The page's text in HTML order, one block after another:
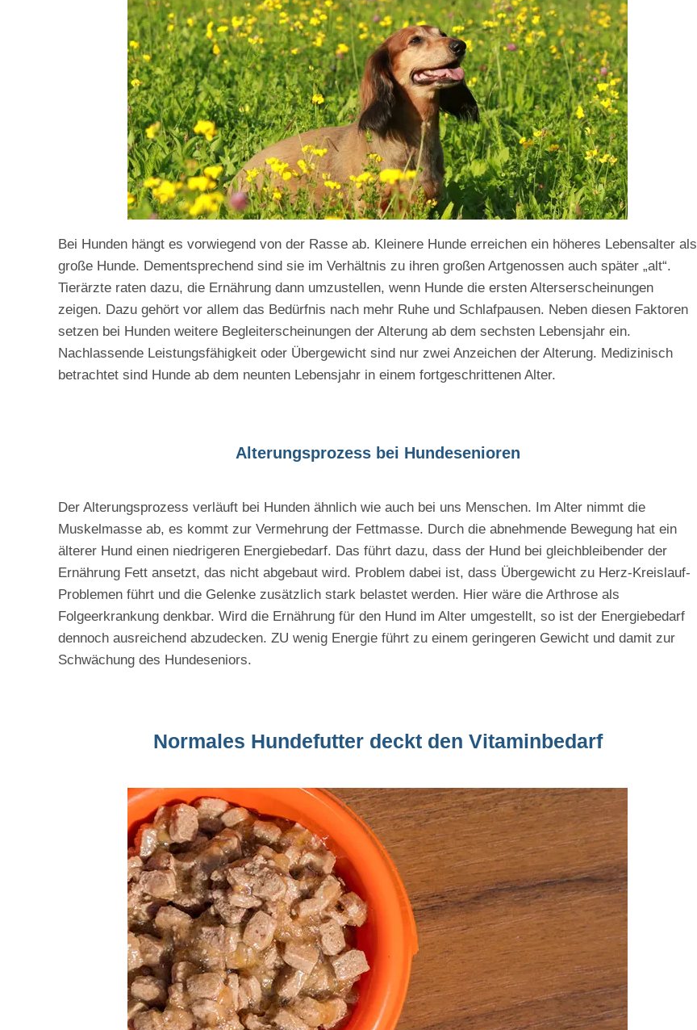
Bei Hunden hängt es vorwiegend von der Rasse ab. Kleinere Hunde erreichen ein höheres Lebensalter als
große Hunde. Dementsprechend sind sie im Verhältnis zu ihren großen Artgenossen auch später „alt“.
Tierärzte raten dazu, die Ernährung dann umzustellen, wenn Hunde die ersten Alterserscheinungen
zeigen. Dazu gehört vor allem das Bedürfnis nach mehr Ruhe und Schlafpausen. Neben diesen Faktoren
setzen bei Hunden weitere Begleiterscheinungen der Alterung ab dem sechsten Lebensjahr ein.
Nachlassende Leistungsfähigkeit oder Übergewicht sind nur zwei Anzeichen der Alterung. Medizinisch
betrachtet sind Hunde ab dem neunten Lebensjahr in einem fortgeschrittenen Alter.
Alterungsprozess bei Hundesenioren
Der Alterungsprozess verläuft bei Hunden ähnlich wie auch bei uns Menschen. Im Alter nimmt die
Muskelmasse ab, es kommt zur Vermehrung der Fettmasse. Durch die abnehmende Bewegung hat ein
älterer Hund einen niedrigeren Energiebedarf. Das führt dazu, dass der Hund bei gleichbleibender der
Ernährung Fett ansetzt, das nicht abgebaut wird. Problem dabei ist, dass Übergewicht zu Herz-Kreislauf-
Problemen führt und die Gelenke zusätzlich stark belastet werden. Hier wäre die Arthrose als
Folgeerkrankung denkbar. Wird die Ernährung für den Hund im Alter umgestellt, so ist der Energiebedarf
dennoch ausreichend abzudecken. ZU wenig Energie führt zu einem geringeren Gewicht und damit zur
Schwächung des Hundeseniors.
Normales Hundefutter deckt den Vitaminbedarf